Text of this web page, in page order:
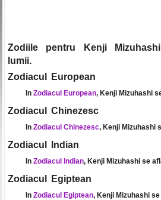
Zodiile pentru Kenji
lumii.
Zodiacul European
In Zodiacul European, Kenji Mizuhashi
Zodiacul Chinezesc
In Zodiacul Chinezesc, Kenji Mizuhashi
Zodiacul Indian
In Zodiacul Indian, Kenji Mizuhashi se
Zodiacul Egiptean
In Zodiacul Egiptean, Kenji Mizuhashi